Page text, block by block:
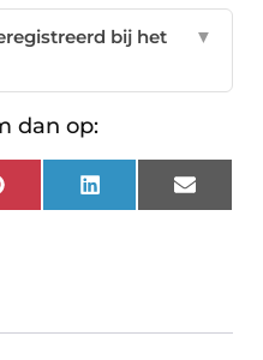
bij het
▼
dan op:
Pinterest LinkedIn Email